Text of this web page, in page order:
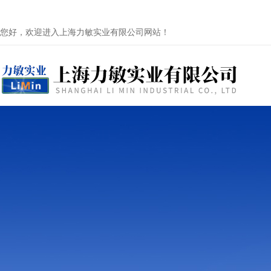
您好，欢迎进入上海力敏实业有限公司网站！